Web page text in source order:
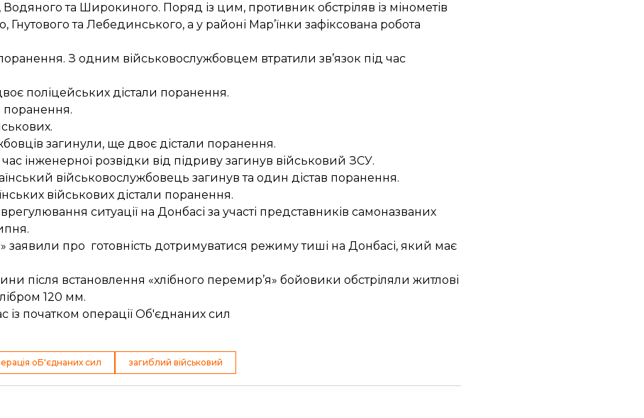
та Широкиного. Поряд із цим, противник обстріляв із мінометів
та Лебединського, а у районі Мар’їнки зафіксована робота
З одним військовослужбовцем втратили зв’язок під час
поліцейських дістали поранення.
поранення.
.
загинули, ще двоє дістали поранення.
час інженерної розвідки від підриву загинув військовий ЗСУ.
військовослужбовець загинув та один дістав поранення.
військових дістали поранення.
ситуації на Донбасі за участі представників самоназваних
.
заявили про готовність дотримуватися режиму тиші на Донбасі, який має
після встановлення «хлібного перемир’я» бойовики обстріляли житлові
120 мм.
із початком операції Об'єднаних сил
оБ'єднаних сил загиблий військовий